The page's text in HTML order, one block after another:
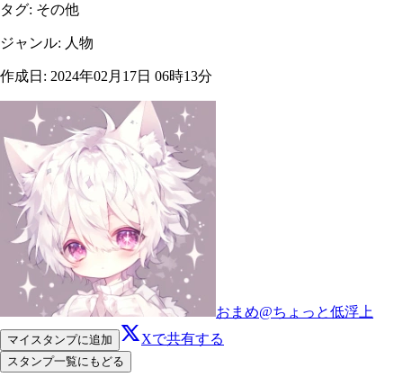
タグ: その他
ジャンル: 人物
作成日 : 2024年02月17日 06時13分
おまめ@ちょっと低浮上
マイスタンプに追加 Xで共有する
スタンプ一覧にもどる